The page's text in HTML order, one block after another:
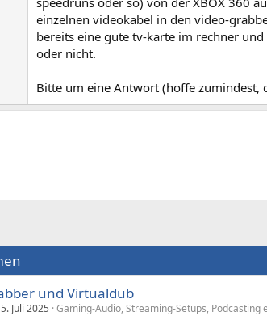
einzelnen videokabel in den video-
bereits eine gute tv-karte im rechner
oder nicht.
Bitte um eine Antwort (hoffe zumindest,
und Virtualdub
Juli 2025 Gaming-Audio, Streaming-Setups, Podcasting